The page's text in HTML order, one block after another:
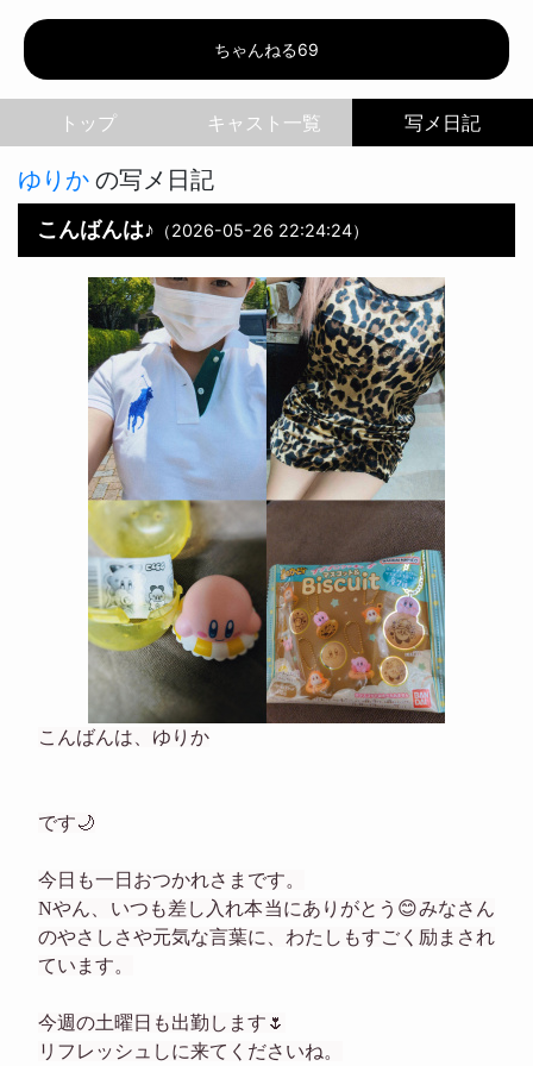
ちゃんねる69 | ゆりか
ちゃんねる69
トップ 写メ日記
ゆりか の写メ日記
こんばんは♪ （2026-05-26 22:24:24）
body is htmlEmbedded
こんばんは、ゆりか
です🌙
今日も一日おつかれさまです。
Nやん、いつも差し入れ本当にありがとう😊みなさん
のやさしさや元気な言葉に、わたしもすごく励まされ
ています。
今週の土曜日も出勤します🌷
リフレッシュしに来てくださいね。